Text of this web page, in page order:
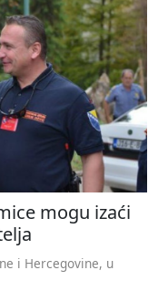
mogu izaći
i Hercegovine, u